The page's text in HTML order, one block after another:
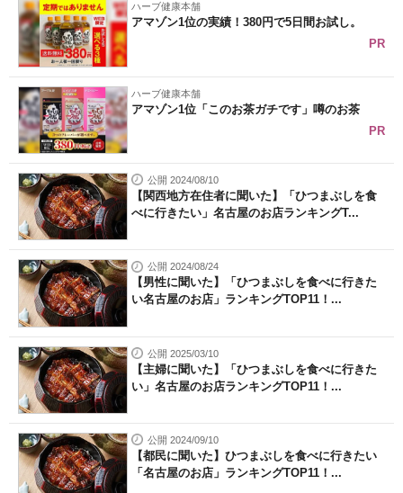
ハーブ健康本舗
アマゾン1位の実績！380円で5日間お試し。
PR
ハーブ健康本舗
アマゾン1位「このお茶ガチです」噂のお茶
PR
公開 2024/08/10
【関西地方在住者に聞いた】「ひつまぶしを食
べに行きたい」名古屋のお店ランキングT...
公開 2024/08/24
【男性に聞いた】「ひつまぶしを食べに行きた
い名古屋のお店」ランキングTOP11！...
公開 2025/03/10
【主婦に聞いた】「ひつまぶしを食べに行きた
い」名古屋のお店ランキングTOP11！...
公開 2024/09/10
【都民に聞いた】ひつまぶしを食べに行きたい
「名古屋のお店」ランキングTOP11！...